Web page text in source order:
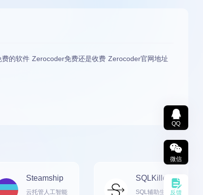
的软件 Zerocoder免费还是收费 Zerocoder官网地址
Steamship
云托管人工智能
SQLKiller
SQL辅助生成，
QQ
微信
反馈